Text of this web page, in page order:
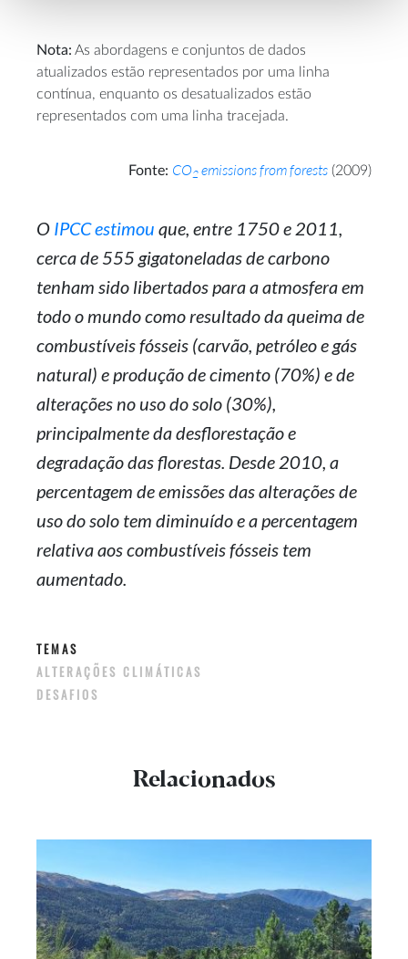
Nota: As abordagens e conjuntos de dados
atualizados estão representados por uma linha
contínua, enquanto os desatualizados estão
representados com uma linha tracejada.
Fonte: CO2 emissions from forests (2009)
O IPCC estimou que, entre 1750 e 2011,
cerca de 555 gigatoneladas de carbono
tenham sido libertados para a atmosfera em
todo o mundo como resultado da queima de
combustíveis fósseis (carvão, petróleo e gás
natural) e produção de cimento (70%) e de
alterações no uso do solo (30%),
principalmente da desflorestação e
degradação das florestas. Desde 2010, a
percentagem de emissões das alterações de
uso do solo tem diminuído e a percentagem
relativa aos combustíveis fósseis tem
aumentado.
TEMAS
ALTERAÇÕES CLIMÁTICAS
DESAFIOS
Relacionados